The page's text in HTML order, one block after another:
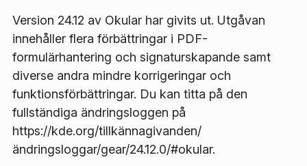
Version 24.12 av Okular har givits ut. Utgåvan
innehåller flera förbättringar i PDF-
formulärhantering och signaturskapande samt
diverse andra mindre korrigeringar och
funktionsförbättringar. Du kan titta på den
fullständiga ändringsloggen på
https://kde.org/tillkännagivanden/
ändringsloggar/gear/24.12.0/#okular.